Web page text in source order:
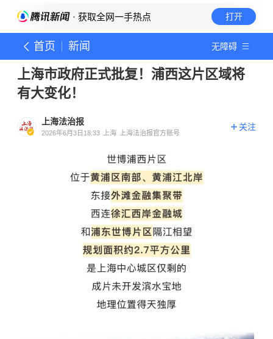
· 获取全网一手热点 打开
首页 新闻 无障碍
上海市政府正式批复！浦西这片区域将
有大变化！
上海法治报
2026年6月3日18:33 上海 上海法治报官方账号
关注